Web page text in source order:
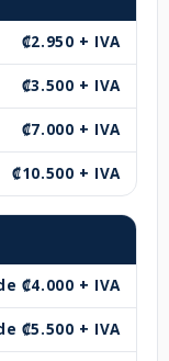
₡2.950 + IVA
₡3.500 + IVA
₡7.000 + IVA
₡10.500 + IVA
₡4.000 + IVA
₡5.500 + IVA